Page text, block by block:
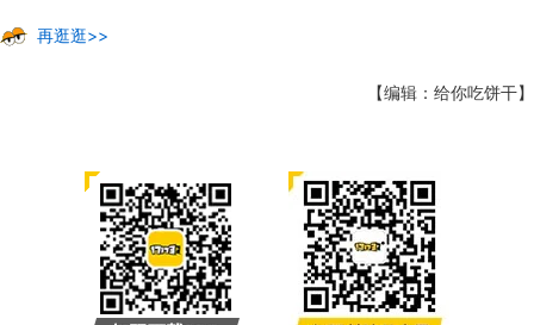
再逛逛>>
【编辑：给你吃饼干】